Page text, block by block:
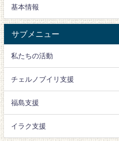
基本情報
サブメニュー
私たちの活動
チェルノブイリ支援
福島支援
イラク支援